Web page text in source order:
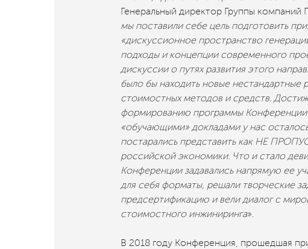
Генеральный директор Группы
мы поставили себе цель подготовить
«дискуссионное пространство
подходы и концепции современного
дискуссии о путях развития этого
было бы находить новые
стоимостных методов и средств.
формированию программы Конференции
«обучающими» докладами у нас
постарались представить как НЕ
российской экономики. Что и стало
Конференции задавались напрямую ее
для себя форматы, решали творческие
предсертификацию и вели диалог с
стоимостного инжиниринга».
В 2018 году Конференция, прошедшая